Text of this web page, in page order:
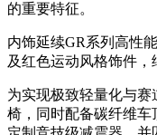
的重要特征。
内饰延续GR系列高性
及红色运动风格饰件，
为实现极致轻量化与
椅，同时配备碳纤维